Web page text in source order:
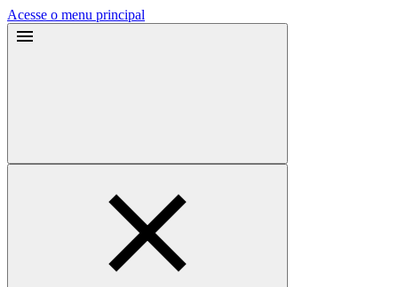
Acesse o menu principal